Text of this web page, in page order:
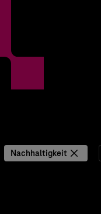
Nachhaltigkeit